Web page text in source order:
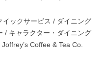
イックサービス / ダイニング
/ キャラクター・ダイニング
Joffrey’s Coffee & Tea Co.